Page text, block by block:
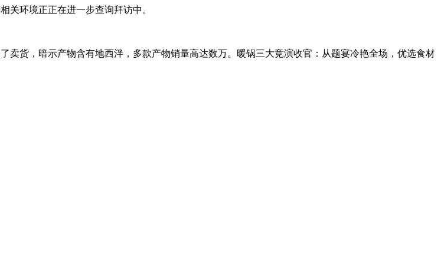
环境正正在进一步查询拜访中。
货，暗示产物含有地西泮，多款产物销量高达数万。暖锅三大竞演收官：从题宴冷艳全场，优选食材